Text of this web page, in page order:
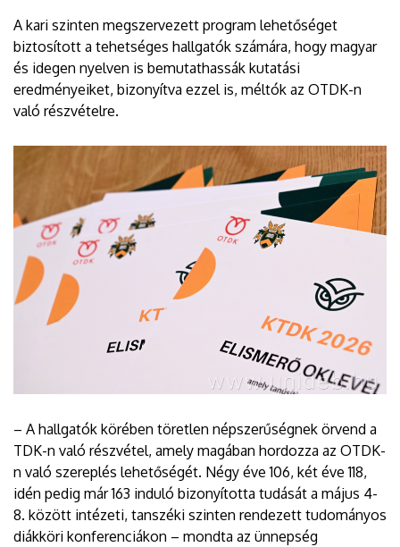
A kari szinten megszervezett program lehetőséget
biztosított a tehetséges hallgatók számára, hogy magyar
és idegen nyelven is bemutathassák kutatási
eredményeiket, bizonyítva ezzel is, méltók az OTDK-n
való részvételre.
– A hallgatók körében töretlen népszerűségnek örvend a
TDK-n való részvétel, amely magában hordozza az OTDK-
n való szereplés lehetőségét. Négy éve 106, két éve 118,
idén pedig már 163 induló bizonyította tudását a május 4-
8. között intézeti, tanszéki szinten rendezett tudományos
diákköri konferenciákon – mondta az ünnepség